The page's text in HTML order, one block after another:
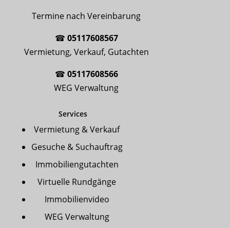
Termine nach Vereinbarung
☎ 05117608567
Vermietung, Verkauf, Gutachten
☎ 05117608566
WEG Verwaltung
Services
Vermietung & Verkauf
Gesuche & Suchauftrag
Immobiliengutachten
Virtuelle Rundgänge
Immobilienvideo
WEG Verwaltung